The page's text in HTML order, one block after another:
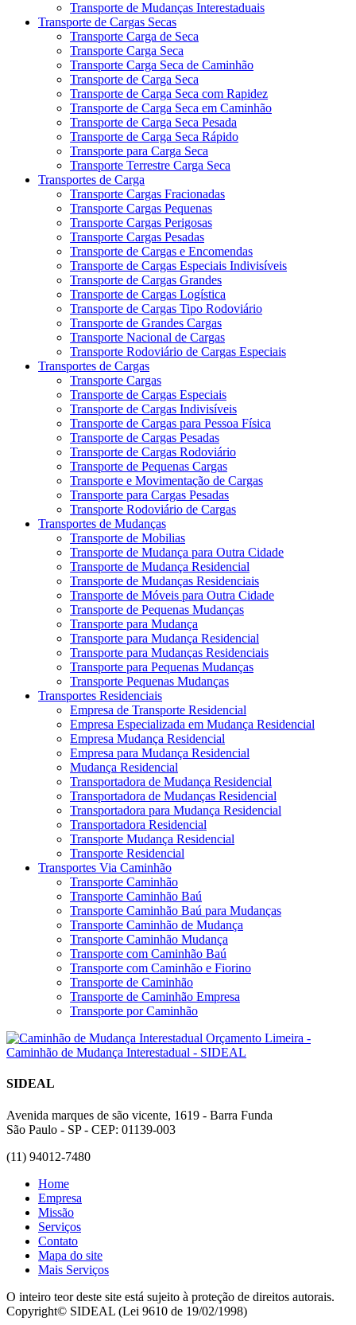
Transporte de Mudanças Interestaduais
Transporte de Cargas Secas
Transporte Carga de Seca
Transporte Carga Seca
Transporte Carga Seca de Caminhão
Transporte de Carga Seca
Transporte de Carga Seca com Rapidez
Transporte de Carga Seca em Caminhão
Transporte de Carga Seca Pesada
Transporte de Carga Seca Rápido
Transporte para Carga Seca
Transporte Terrestre Carga Seca
Transportes de Carga
Transporte Cargas Fracionadas
Transporte Cargas Pequenas
Transporte Cargas Perigosas
Transporte Cargas Pesadas
Transporte de Cargas e Encomendas
Transporte de Cargas Especiais Indivisíveis
Transporte de Cargas Grandes
Transporte de Cargas Logística
Transporte de Cargas Tipo Rodoviário
Transporte de Grandes Cargas
Transporte Nacional de Cargas
Transporte Rodoviário de Cargas Especiais
Transportes de Cargas
Transporte Cargas
Transporte de Cargas Especiais
Transporte de Cargas Indivisíveis
Transporte de Cargas para Pessoa Física
Transporte de Cargas Pesadas
Transporte de Cargas Rodoviário
Transporte de Pequenas Cargas
Transporte e Movimentação de Cargas
Transporte para Cargas Pesadas
Transporte Rodoviário de Cargas
Transportes de Mudanças
Transporte de Mobilias
Transporte de Mudança para Outra Cidade
Transporte de Mudança Residencial
Transporte de Mudanças Residenciais
Transporte de Móveis para Outra Cidade
Transporte de Pequenas Mudanças
Transporte para Mudança
Transporte para Mudança Residencial
Transporte para Mudanças Residenciais
Transporte para Pequenas Mudanças
Transporte Pequenas Mudanças
Transportes Residenciais
Empresa de Transporte Residencial
Empresa Especializada em Mudança Residencial
Empresa Mudança Residencial
Empresa para Mudança Residencial
Mudança Residencial
Transportadora de Mudança Residencial
Transportadora de Mudanças Residencial
Transportadora para Mudança Residencial
Transportadora Residencial
Transporte Mudança Residencial
Transporte Residencial
Transportes Via Caminhão
Transporte Caminhão
Transporte Caminhão Baú
Transporte Caminhão Baú para Mudanças
Transporte Caminhão de Mudança
Transporte Caminhão Mudança
Transporte com Caminhão Baú
Transporte com Caminhão e Fiorino
Transporte de Caminhão
Transporte de Caminhão Empresa
Transporte por Caminhão
SIDEAL
Avenida marques de são vicente, 1619 - Barra Funda
São Paulo - SP - CEP: 01139-003
(11) 94012-7480
Home
Empresa
Missão
Serviços
Contato
Mapa do site
Mais Serviços
O inteiro teor deste site está sujeito à proteção de direitos autorais.
Copyright© SIDEAL (Lei 9610 de 19/02/1998)